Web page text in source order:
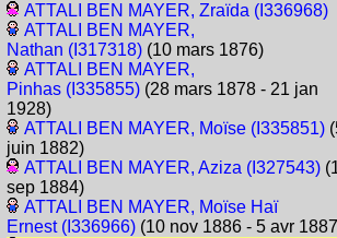
ATTALI BEN MAYER, Zraïda (I336968)
ATTALI BEN MAYER,
Nathan (I317318)(10 mars 1876)
ATTALI BEN MAYER,
Pinhas (I335855)(28 mars 1878 - 21 jan
1928)
ATTALI BEN MAYER, Moïse (I335851)
juin 1882)
ATTALI BEN MAYER, Aziza (I327543)
sep 1884)
ATTALI BEN MAYER, Moïse Haï
Ernest (I336966)(10 nov 1886 - 5 avr